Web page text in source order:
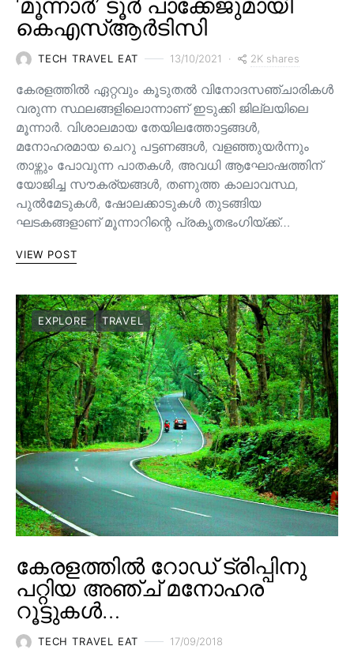
കെഎസ്ആർടിസി
TECH TRAVEL EAT 13/10/2021 2K shares
കേരളത്തിൽ ഏറ്റവും കൂടുതൽ വിനോദസഞ്ചാരികൾ
വരുന്ന സ്ഥലങ്ങളിലൊന്നാണ് ഇടുക്കി ജില്ലയിലെ
മൂന്നാർ. വിശാലമായ തേയിലത്തോട്ടങ്ങള്‍,
മനോഹരമായ ചെറു പട്ടണങ്ങള്‍, വളഞ്ഞുയര്‍ന്നും
താഴ്ന്നും പോവുന്ന പാതകള്‍, അവധി ആഘോഷത്തിന്
യോജിച്ച സൗകര്യങ്ങള്‍, തണുത്ത കാലാവസ്ഥ,
പുൽമേടുകൾ, ഷോലക്കാടുകൾ തുടങ്ങിയ
ഘടകങ്ങളാണ് മൂന്നാറിന്റെ പ്രകൃതഭംഗിയ്ക്ക്…
VIEW POST
EXPLORE TRAVEL
കേരളത്തിൽ റോഡ് ട്രിപ്പിനു
പറ്റിയ അഞ്ച് മനോഹര
റൂട്ടുകൾ…
TECH TRAVEL EAT 17/09/2018